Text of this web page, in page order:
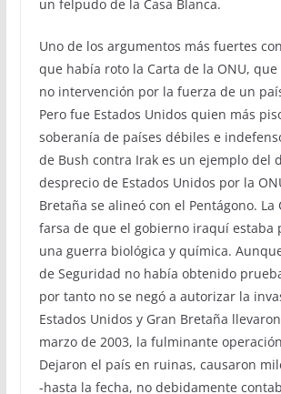
un felpudo de la Casa Blanca.
Uno de los argumentos más fuertes
que había roto la Carta de la ONU, que
no intervención por la fuerza de un
Pero fue Estados Unidos quien más
soberanía de países débiles e
de Bush contra Irak es un ejemplo del
desprecio de Estados Unidos por la
Bretaña se alineó con el Pentágono. La
farsa de que el gobierno iraquí estaba
una guerra biológica y química.
de Seguridad no había obtenido
por tanto no se negó a autorizar la
Estados Unidos y Gran Bretaña
marzo de 2003, la fulminante
Dejaron el país en ruinas, causaron
-hasta la fecha, no debidamente